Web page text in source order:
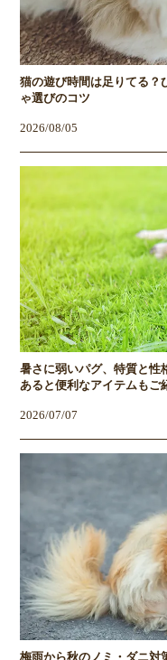
猫の遊び時間は足りてる？
ゃ選びのコツ
2026/08/05
暑さに弱いパグ、特質と性
あると便利なアイテムもご
2026/07/07